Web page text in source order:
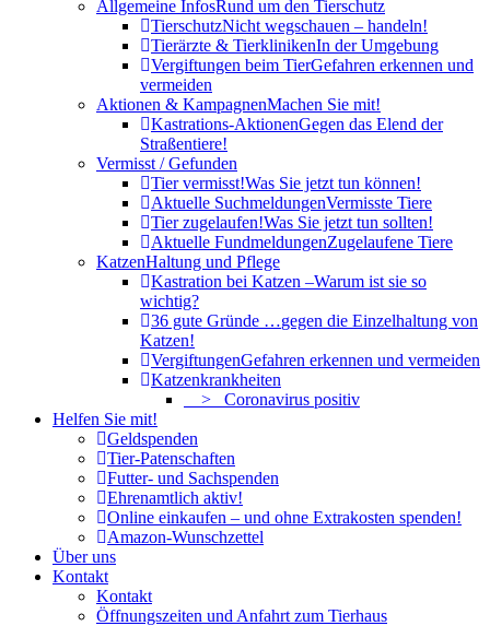
Allgemeine InfosRund um den Tierschutz
TierschutzNicht wegschauen – handeln!
Tierärzte & TierklinikenIn der Umgebung
Vergiftungen beim TierGefahren erkennen und
vermeiden
Aktionen & KampagnenMachen Sie mit!
Kastrations-AktionenGegen das Elend der
Straßentiere!
Vermisst / Gefunden
Tier vermisst!Was Sie jetzt tun können!
Aktuelle SuchmeldungenVermisste Tiere
Tier zugelaufen!Was Sie jetzt tun sollten!
Aktuelle FundmeldungenZugelaufene Tiere
KatzenHaltung und Pflege
Kastration bei Katzen –Warum ist sie so
wichtig?
36 gute Gründe …gegen die Einzelhaltung von
Katzen!
VergiftungenGefahren erkennen und vermeiden
Katzenkrankheiten
> Coronavirus positiv
Helfen Sie mit!
Geldspenden
Tier-Patenschaften
Futter- und Sachspenden
Ehrenamtlich aktiv!
Online einkaufen – und ohne Extrakosten spenden!
Amazon-Wunschzettel
Über uns
Kontakt
Kontakt
Öffnungszeiten und Anfahrt zum Tierhaus